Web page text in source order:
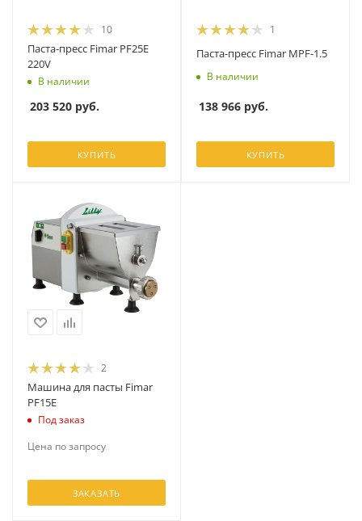
10
Паста-пресс Fimar PF25E
220V
В наличии
203 520 руб.
КУПИТЬ
1
Паста-пресс Fimar MPF-1.5
В наличии
138 966 руб.
КУПИТЬ
2
Машина для пасты Fimar
PF15E
Под заказ
Цена по запросу
ЗАКАЗАТЬ